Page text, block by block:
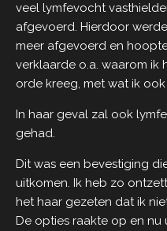
veel lymfevocht
afgevoerd. Hierdoor
meer afgevoerd en
verklaarde o.a. waarom ik
orde kreeg, met wat ik
In haar geval zal ook
gehad.
Dit was een bevestiging
uitkomen. Ik heb zo
het haar gezeten dat ik
De opties raakte op en